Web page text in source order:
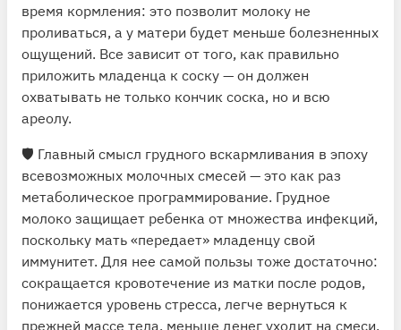
время кормления: это позволит молоку не
проливаться, а у матери будет меньше болезненных
ощущений. Все зависит от того, как правильно
приложить младенца к соску — он должен
охватывать не только кончик соска, но и всю
ареолу.
🛡 Главный смысл грудного вскармливания в эпоху
всевозможных молочных смесей — это как раз
метаболическое программирование. Грудное
молоко защищает ребенка от множества инфекций,
поскольку мать «передает» младенцу свой
иммунитет. Для нее самой пользы тоже достаточно:
сокращается кровотечение из матки после родов,
понижается уровень стресса, легче вернуться к
прежней массе тела, меньше денег уходит на смеси.